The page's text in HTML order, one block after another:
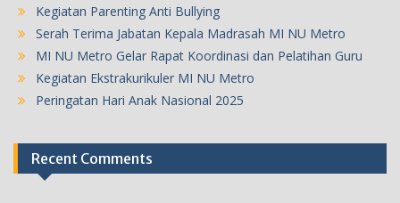
Kegiatan Parenting Anti Bullying
Serah Terima Jabatan Kepala Madrasah MI NU Metro
MI NU Metro Gelar Rapat Koordinasi dan Pelatihan Guru
Kegiatan Ekstrakurikuler MI NU Metro
Peringatan Hari Anak Nasional 2025
Recent Comments